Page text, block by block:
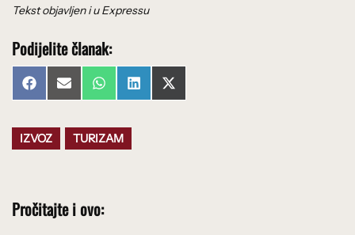
Tekst objavljen i u Expressu
Podijelite članak:
Share
on
FacebookShare
on
Email Share
on
WhatsAppShare
on
LinkedInShare
on
X
(Twitter)
IZVOZ TURIZAM
Pročitajte i ovo: